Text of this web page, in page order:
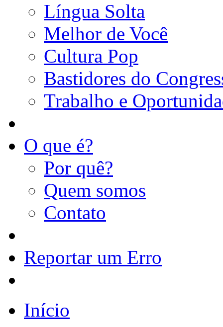
Língua Solta
Melhor de Você
Cultura Pop
Bastidores do
Trabalho e
O que é?
Por quê?
Quem somos
Contato
Reportar um Erro
Início